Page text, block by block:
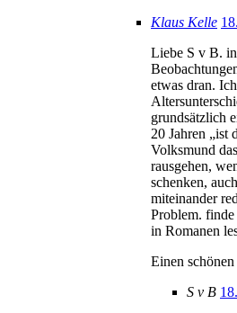
Klaus Kelle
Liebe S v B.
etwas dran.
grundsätzlich
20 Jahren „ist
Volksmund
rausgehen,
schenken,
miteinander
Problem.
in Romanen
Einen
S v B